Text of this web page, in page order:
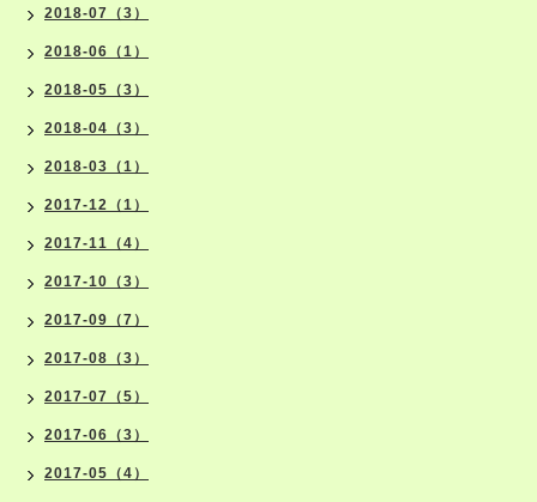
2018-07（3）
2018-06（1）
2018-05（3）
2018-04（3）
2018-03（1）
2017-12（1）
2017-11（4）
2017-10（3）
2017-09（7）
2017-08（3）
2017-07（5）
2017-06（3）
2017-05（4）